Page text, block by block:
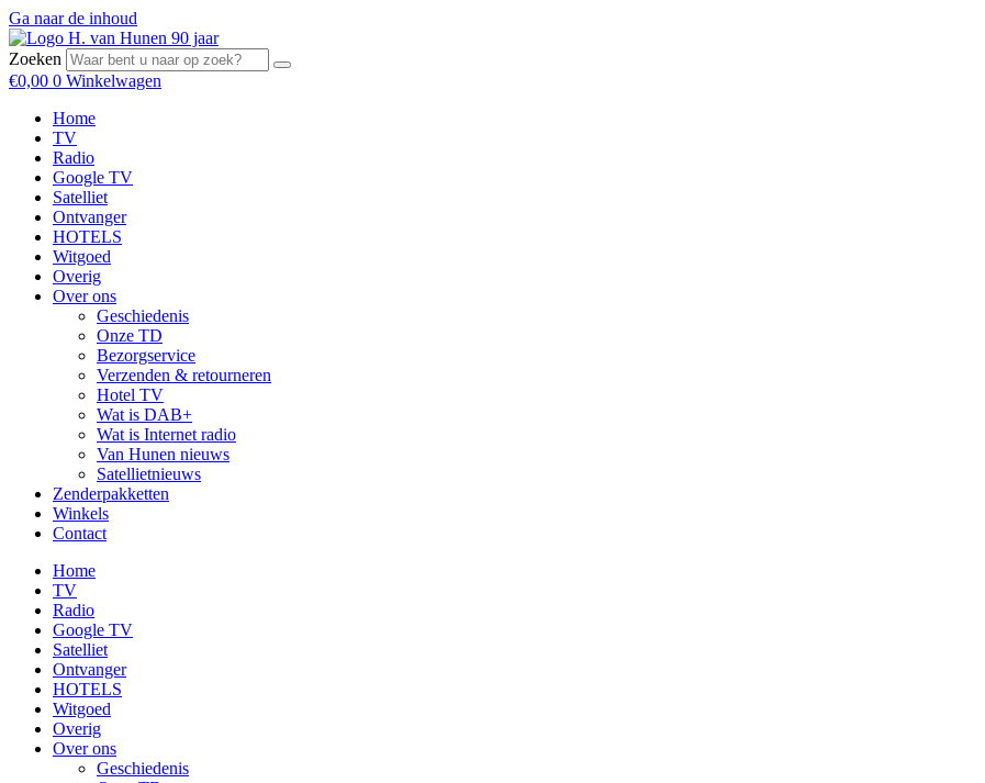
Ga naar de inhoud
Zoeken
€0,00 0 Winkelwagen
Home
TV
Radio
Google TV
Satelliet
Ontvanger
HOTELS
Witgoed
Overig
Over ons
Geschiedenis
Onze TD
Bezorgservice
Verzenden & retourneren
Hotel TV
Wat is DAB+
Wat is Internet radio
Van Hunen nieuws
Satellietnieuws
Zenderpakketten
Winkels
Contact
Home
TV
Radio
Google TV
Satelliet
Ontvanger
HOTELS
Witgoed
Overig
Over ons
Geschiedenis